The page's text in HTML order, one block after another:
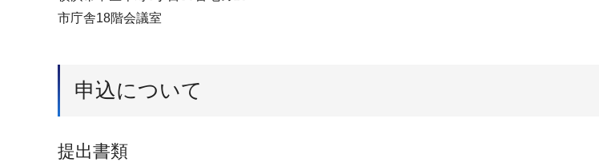
市庁舎18階会議室
申込について
提出書類